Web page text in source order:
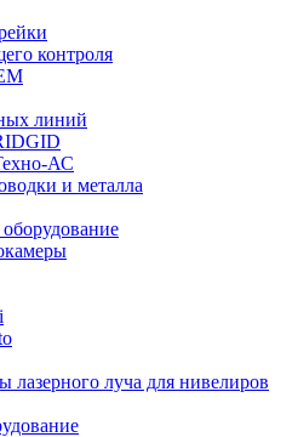
контроля
линий
АС
и металла
лазерного луча для нивелиров